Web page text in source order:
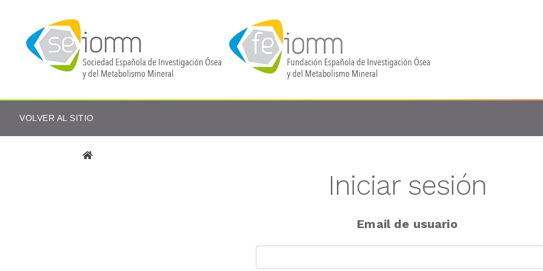
VOLVER AL SITIO
Iniciar sesión
Email de usuario